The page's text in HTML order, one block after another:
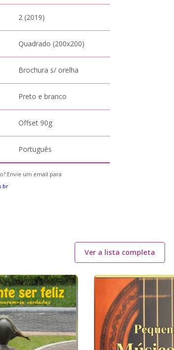
2 (2019)
Quadrado (200x200)
Brochura s/ orelha
Preto e branco
Offset 90g
Português
Envie um email para
Ver a lista completa